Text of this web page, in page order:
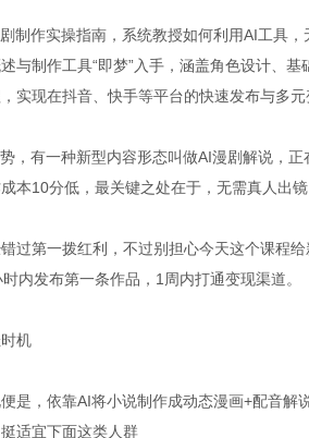
制作实操指南，系统教授如何利用AI工具
与制作工具“即梦”入手，涵盖角色设计、
实现在抖音、快手等平台的快速发布与多
，有一种新型内容形态叫做AI漫剧解说，
本10分低，最关键之处在于，无需真人出
过第一拨红利，不过别担心今天这个课程
内发布第一条作品，1周内打通变现渠道。
机
是，依靠AI将小说制作成动态漫画+配音
适宜下面这类人群